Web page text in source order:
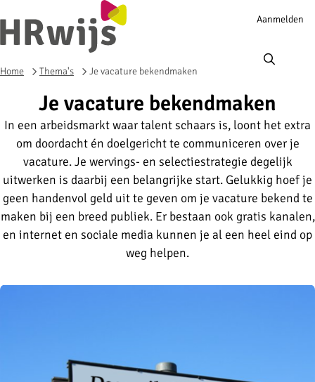
Account
Aanmelden
Home Thema's Je vacature bekendmaken
Je vacature bekendmaken
In een arbeidsmarkt waar talent schaars is, loont het extra
om doordacht én doelgericht te communiceren over je
vacature. Je wervings- en selectiestrategie degelijk
uitwerken is daarbij een belangrijke start. Gelukkig hoef je
geen handenvol geld uit te geven om je vacature bekend te
maken bij een breed publiek. Er bestaan ook gratis kanalen,
en internet en sociale media kunnen je al een heel eind op
weg helpen.